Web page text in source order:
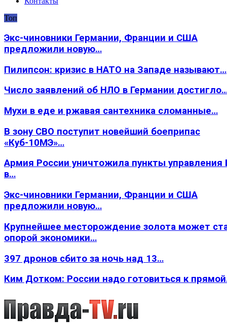
Топ
Экс-чиновники Германии, Франции и США
предложили новую…
Пилипсон: кризис в НАТО на Западе называют…
Число заявлений об НЛО в Германии
Мухи в еде и ржавая сантехника сломанные…
В зону СВО поступит новейший боеприпас
«Куб-10МЭ»…
Армия России уничтожила пункты
в…
Экс-чиновники Германии, Франции и США
предложили новую…
Крупнейшее месторождение золота может
опорой экономики…
397 дронов сбито за ночь над 13…
Ким Дотком: России надо готовиться к